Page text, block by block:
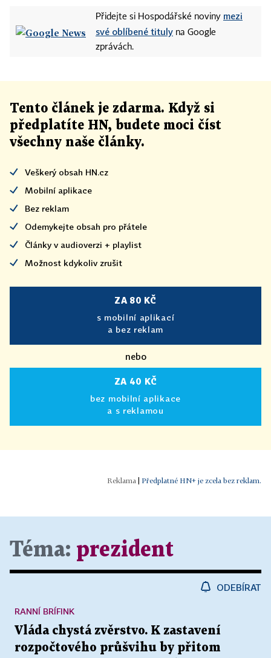
Přidejte si Hospodářské noviny mezi
své oblíbené tituly na Google
zprávách.
Tento článek je zdarma. Když si
předplatíte HN, budete moci číst
všechny naše články.
Veškerý obsah HN.cz
Mobilní aplikace
Bez reklam
Odemykejte obsah pro přátele
Články v audioverzi + playlist
Možnost kdykoliv zrušit
ZA 80 KČ
s mobilní aplikací
a bez reklam
nebo
ZA 40 KČ
bez mobilní aplikace
a s reklamou
Předplatné HN+ je zcela bez reklam.
Téma: prezident
ODEBÍRAT
Vláda chystá zvěrstvo. K zastavení
rozpočtového průšvihu by přitom
RANNÍ BRÍFINK